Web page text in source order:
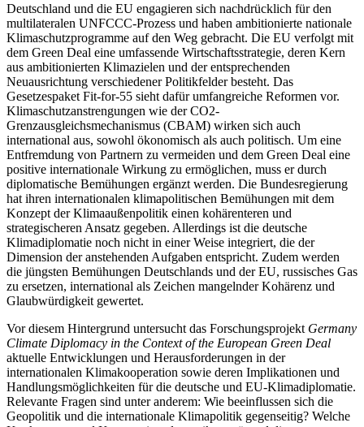
Deutschland und die EU engagieren sich nachdrücklich für den
multilateralen UNFCCC-Prozess und haben ambitionierte nationale
Klimaschutzprogramme auf den Weg gebracht. Die EU verfolgt mit
dem Green Deal eine umfassende Wirtschaftsstrategie, deren Kern
aus ambitionierten Klimazielen und der entsprechenden
Neuausrichtung verschiedener Politikfelder besteht. Das
Gesetzespaket Fit-for-55 sieht dafür umfangreiche Reformen vor.
Klimaschutzanstrengungen wie der CO2-
Grenzausgleichsmechanismus (CBAM) wirken sich auch
international aus, sowohl ökonomisch als auch politisch. Um eine
Entfremdung von Partnern zu vermeiden und dem Green Deal eine
positive internationale Wirkung zu ermöglichen, muss er durch
diplomatische Bemühungen ergänzt werden. Die Bundesregierung
hat ihren internationalen klimapolitischen Bemühungen mit dem
Konzept der Klimaaußenpolitik einen kohärenteren und
strategischeren Ansatz gegeben. Allerdings ist die deutsche
Klimadiplomatie noch nicht in einer Weise integriert, die der
Dimension der anstehenden Aufgaben entspricht. Zudem werden
die jüngsten Bemühungen Deutschlands und der EU, russisches Gas
zu ersetzen, international als Zeichen mangelnder Kohärenz und
Glaubwürdigkeit gewertet.
Vor diesem Hintergrund untersucht das Forschungsprojekt Germany
Climate Diplomacy in the Context of the European Green Deal
aktuelle Entwicklungen und Herausforderungen in der
internationalen Klimakooperation sowie deren Implikationen und
Handlungsmöglichkeiten für die deutsche und EU-Klimadiplomatie.
Relevante Fragen sind unter anderem: Wie beeinflussen sich die
Geopolitik und die internationale Klimapolitik gegenseitig? Welche